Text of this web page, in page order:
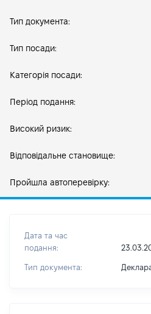
Тип документа:
Тип посади:
Категорія посади:
Період подання:
Високий ризик:
Відповідальне становище:
Пройшла автоперевірку:
Дата та час
подання:
Тип документа: